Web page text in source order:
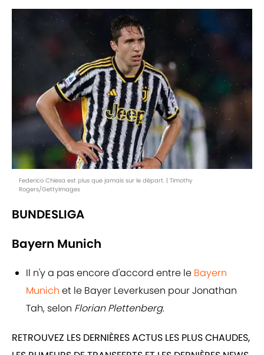
Federico Chiesa est plus que jamais sur le départ. | Timothy
Rogers/GettyImages
BUNDESLIGA
Bayern Munich
Il n'y a pas encore d'accord entre le Bayern
Munich et le Bayer Leverkusen pour Jonathan
Tah, selon Florian Plettenberg.
RETROUVEZ LES DERNIÈRES ACTUS LES PLUS CHAUDES,